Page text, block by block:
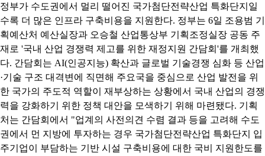
정부가 수도권에서 멀리 떨어진 국가첨단전략산업 특화단지일
수록 더 많은 인프라 구축비용을 지원한다. 정부는 6일 조용범 기
획예산처 예산실장과 오승철 산업통상부 기획조정실장 공동 주
재로 '국내 산업 경쟁력 제고를 위한 재정지원 간담회'를 개최했
다. 간담회는 AI(인공지능) 확산과 글로벌 기술경쟁 심화 등 산업
·기술 구조 대격변에 직면해 주요국을 중심으로 산업 발전을 위
한 국가의 주도적 역할이 재부상하는 상황에서 국내 산업의 경쟁
력을 강화하기 위한 정책 대안을 모색하기 위해 마련됐다. 기획
처는 간담회에서 "업계의 사전의견 수렴 결과 등을 고려해 수도
권에서 먼 지방에 투자하는 경우 국가첨단전략산업 특화단지 입
주기업이 부담하는 기반 시설 구축비용에 대한 국비 지원한도를